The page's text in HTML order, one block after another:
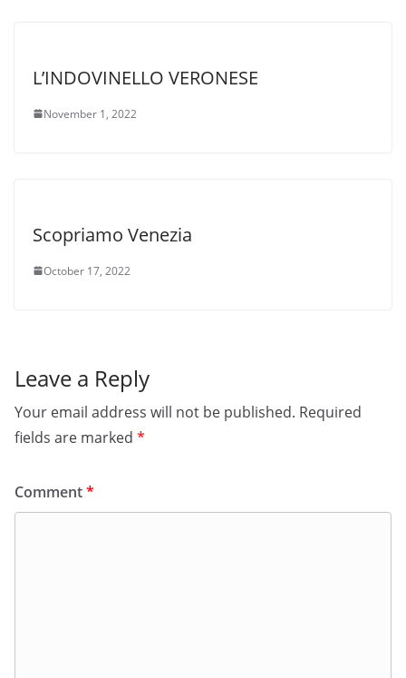
L’INDOVINELLO VERONESE
November 1, 2022
Scopriamo Venezia
October 17, 2022
Leave a Reply
Your email address will not be published. Required
fields are marked *
Comment*